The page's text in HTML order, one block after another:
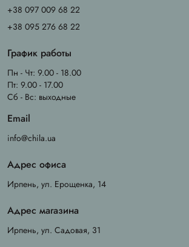
+38 097 009 68 22
+38 095 276 68 22
График работы
Пн - Чт: 9.00 - 18.00
Пт: 9.00 - 17.00
Сб - Вс: выходные
Email
info@chila.ua
Адрес офиса
Ирпень, ул. Ерощенка, 14
Адрес магазина
Ирпень, ул. Садовая, 31